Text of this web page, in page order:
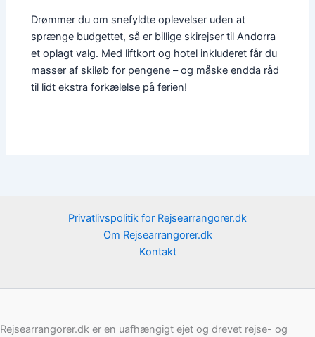
Drømmer du om snefyldte oplevelser uden at
sprænge budgettet, så er billige skirejser til Andorra
et oplagt valg. Med liftkort og hotel inkluderet får du
masser af skiløb for pengene – og måske endda råd
til lidt ekstra forkælelse på ferien!
Privatlivspolitik for Rejsearrangorer.dk
Om Rejsearrangorer.dk
Kontakt
Rejsearrangorer.dk er en uafhængigt ejet og drevet rejse- og